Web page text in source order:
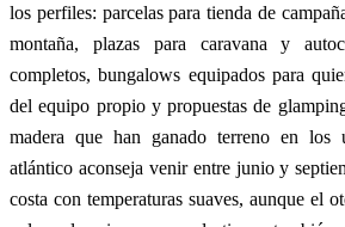
los perfiles: parcelas para tienda de
montaña, plazas para caravana y
completos, bungalows equipados para
del equipo propio y propuestas de
madera que han ganado terreno en los
atlántico aconseja venir entre junio y
costa con temperaturas suaves, aunque el